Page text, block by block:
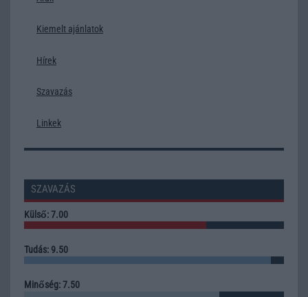
Kiemelt ajánlatok
Hírek
Szavazás
Linkek
SZAVAZÁS
Külső: 7.00
Tudás: 9.50
Minőség: 7.50